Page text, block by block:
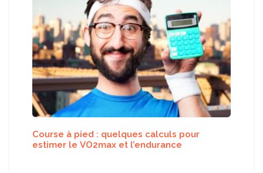
Course à pied : quelques calculs pour
estimer le VO2max et l’endurance